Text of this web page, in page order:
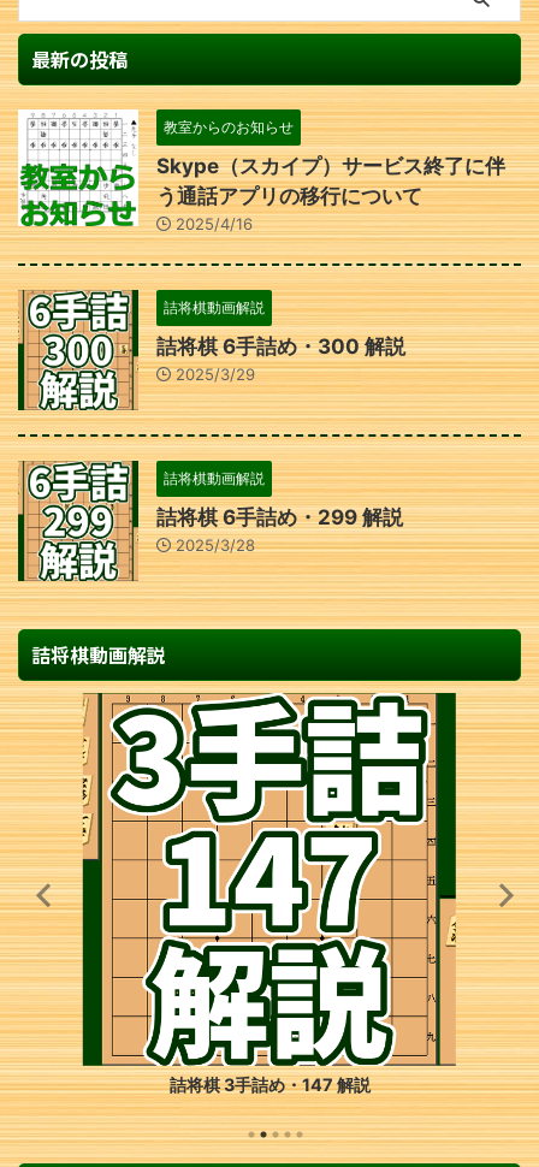
最新の投稿
教室からのお知らせ
Skype（スカイプ）サービス終了に伴
う通話アプリの移行について
2025/4/16
詰将棋動画解説
詰将棋 6手詰め・300 解説
2025/3/29
詰将棋動画解説
詰将棋 6手詰め・299 解説
2025/3/28
詰将棋動画解説
詰将棋 3手詰め・147 解説